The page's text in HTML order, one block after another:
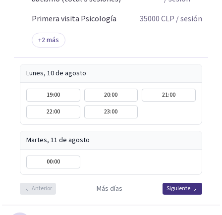
Primera visita Psicología
35000CLP / sesión
+2más
Lunes, 10 de agosto
19:00 20:00
21:00
22:00
23:00
Martes, 11 de agosto
00:00
Anterior Más días Siguiente